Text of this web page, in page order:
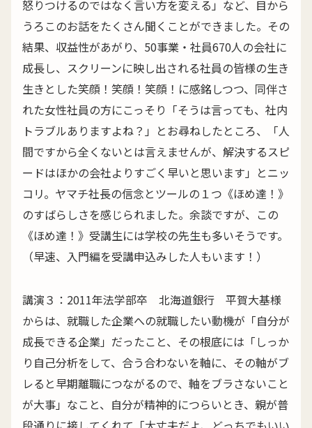
怒りつけるのではなく言い方を変える」など、目から
うろこのお話をたくさん聞くことができました。その
結果、収益性があがり、50事業・社員670人の会社に
成長し、スクリーンに映し出される社員の皆様の生き
生きとした笑顔！笑顔！笑顔！に感銘しつつ、同伴さ
れた女性社員の方にこっそり「そうは言っても、社内
トラブルありますよね？」とお尋ねしたところ、「人
間ですから全くないとは言えませんが、解決するスピ
ードはほかの会社よりすごく早いと思います」とニッ
コリ。ヤマチ社長の信念とツールの１つ《ほめ達！》
のすばらしさを感じられました。余談ですが、この
《ほめ達！》受講生には学校の先生も多いそうです。
（早速、入門編を受講申込みした人もいます！）
講演３：2011年法学部卒 北海道銀行 平賀大基様
からは、就職した企業への就職したい動機が「自分が
成長できる企業」だったこと、その根底には「しっか
り自己分析をして、合う合わないを軸に、その軸がブ
レると早期離職につながるので、軸をブラさないこと
が大事」なこと、自分が精神的につらいとき、親が普